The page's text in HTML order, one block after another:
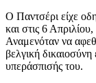
O Παντσέρι είχε
και στις 6
Αναμενόταν να
βελγική
υπεράσπισής του.